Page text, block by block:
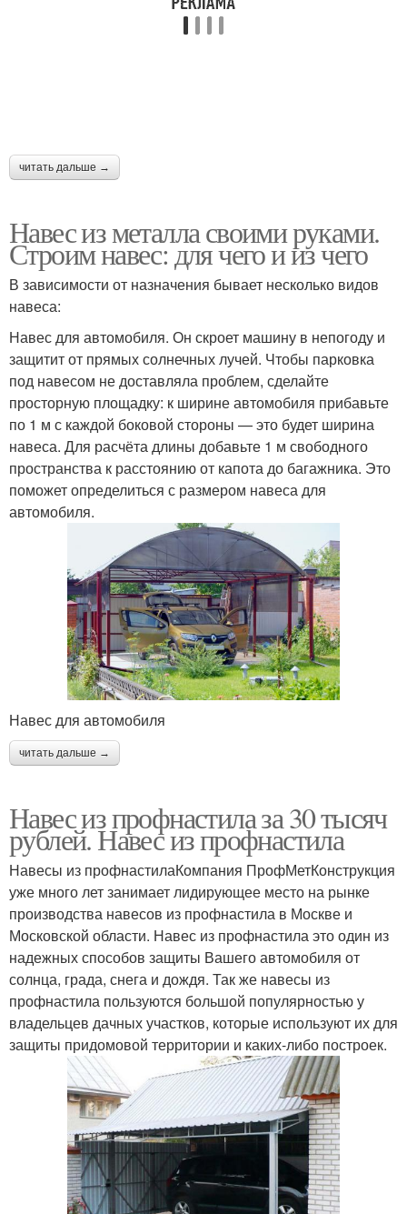
Каркасы для навесов
Навесы из
поликарбоната
Навесы для участка
Надежный навес
читать дальше →
Навес из металла своими руками.
Строим навес: для чего и из чего
В зависимости от назначения бывает несколько видов
навеса:
Навес для автомобиля. Он скроет машину в непогоду и
защитит от прямых солнечных лучей. Чтобы парковка
под навесом не доставляла проблем, сделайте
просторную площадку: к ширине автомобиля прибавьте
по 1 м с каждой боковой стороны — это будет ширина
навеса. Для расчёта длины добавьте 1 м свободного
пространства к расстоянию от капота до багажника. Это
поможет определиться с размером навеса для
автомобиля.
Навес для автомобиля
читать дальше →
Навес из профнастила за 30 тысяч
рублей. Навес из профнастила
Навесы из профнастилаКомпания ПрофМетКонструкция
уже много лет занимает лидирующее место на рынке
производства навесов из профнастила в Москве и
Московской области. Навес из профнастила это один из
надежных способов защиты Вашего автомобиля от
солнца, града, снега и дождя. Так же навесы из
профнастила пользуются большой популярностью у
владельцев дачных участков, которые используют их для
защиты придомовой территории и каких-либо построек.